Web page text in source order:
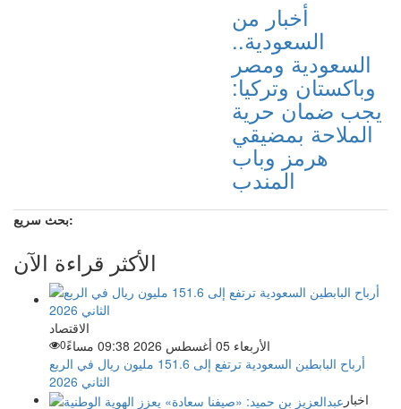
أخبار من
السعودية..
السعودية ومصر
وباكستان وتركيا:
يجب ضمان حرية
الملاحة بمضيقي
هرمز وباب
المندب
بحث سريع:
الأكثر قراءة الآن
الاقتصاد
الأربعاء 05 أغسطس 2026 09:38 مساءً
0
أرباح البابطين السعودية ترتفع إلى 151.6 مليون ريال في الربع
الثاني 2026
اخبار